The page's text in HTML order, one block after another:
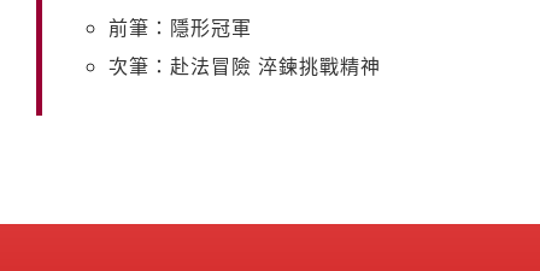
前筆：隱形冠軍
次筆：赴法冒險 淬鍊挑戰精神